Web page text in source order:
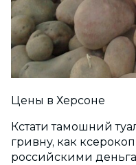
Цены в Херсоне
Кстати тамошний
гривну, как
российскими